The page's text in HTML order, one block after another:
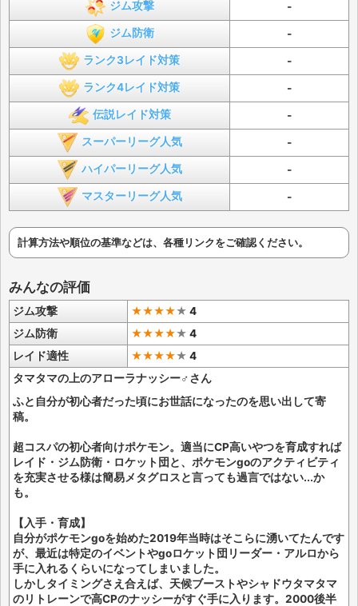
ジム攻撃 -
ジム防衛 -
ランク3レイド対策 -
ランク4レイド対策 -
伝説レイド対策 -
スーパーリーグ人気 -
ハイパーリーグ人気 -
マスターリーグ人気 -
計算方法や順位の基準などは、各種リンクをご確認ください。
みんなの評価
ジム攻撃 ★★★★★ 4
ジム防衛
★★★★★ 4
レイド適性
★★★★★ 4
タマタマの上のアローラナッシー♂さん
ふと自分が初心者だった頃にお世話になったのを思い出して寄
稿。
超コスパの初心者向けポケモン。適当にCP高いやつを育成すれば
レイド・ジム防衛・ロケット団と、ポケモンgoのアクティビティ
を充実させる様は簡易メタグロスと言っても過言ではない...か
も。
【入手・育成】
自分がポケモンgoを始めた2019年当時はそこらに湧いてたんです
が、最近は特定のイベントやgoロケット団リーダー・アルロから
手に入れるくらいになってしまいました。
しかしタイミングさえ合えば、天候ブーストやシャドウタマタマ
のリトレーンで高CPのナッシーがすぐ手に入ります。2000後半